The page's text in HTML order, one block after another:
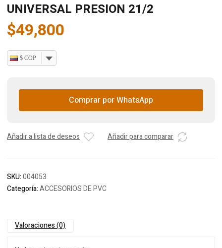
UNIVERSAL PRESION 21/2
$49,800
$ COP
Comprar por WhatsApp
Añadir a lista de deseos Añadir para comparar
SKU:004053
Categoría:ACCESORIOS DE PVC
Valoraciones (0)